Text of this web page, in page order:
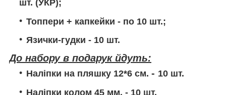
шт. (УКР);
Топпери + капкейки - по 10 шт.;
Язички-гудки - 10 шт.
До набору в подарук йдуть:
Наліпки на пляшку 12*6 см. - 10 шт.
Наліпки колом 45 мм. - 10 шт.